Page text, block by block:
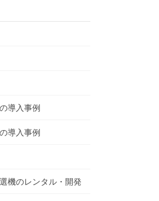
導入事例
導入事例
機のレンタル・開発